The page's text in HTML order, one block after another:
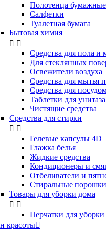
Полотенца бумажные
Салфетки
Туалетная бумага
Бытовая химия
 
Cредства для пола и
Для стеклянных
Освежители воздуха
Средства для мытья
Средства для
Таблетки для унитаза
Чистящие средства
Средства для стирки
 
Гелевые капсулы 4D
Глажка белья
Жидкие средства
Кондиционеры и
Отбеливатели и
Стиральные порошки
Товары для уборки дома
 
Перчатки для уборки
красоты